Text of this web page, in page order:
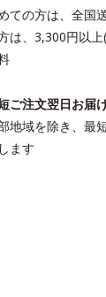
ての方は、全国
は、3,300円以
ご注文翌日お届
地域を除き、最
ます